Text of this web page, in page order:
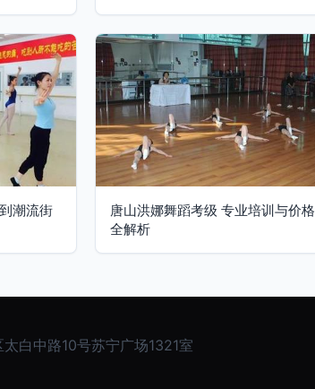
潮流街
唐山洪娜舞蹈考级 专业培训与价格
全解析
白中路10号苏宁广场1321室